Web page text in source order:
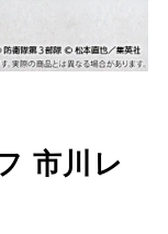
市川レ